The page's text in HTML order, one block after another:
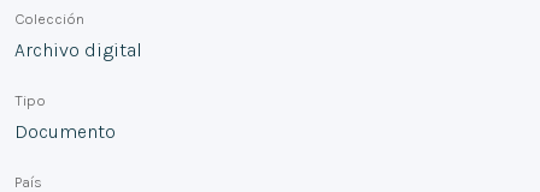
Colección
Archivo digital
Tipo
Documento
País